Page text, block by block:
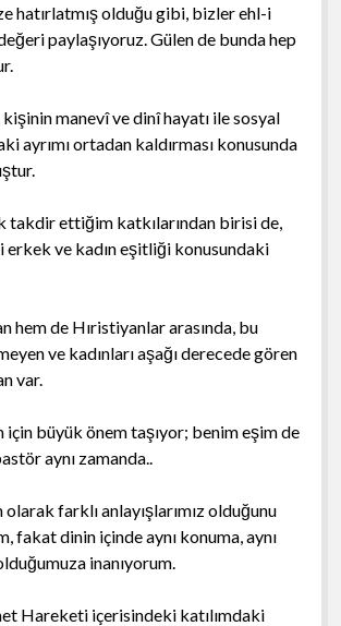
hatırlatmış olduğu gibi, bizler ehl-i
paylaşıyoruz. Gülen de bunda hep
kişinin manevî ve dinî hayatı ile sosyal
ayrımı ortadan kaldırması konusunda
takdir ettiğim katkılarından birisi de,
erkek ve kadın eşitliği konusundaki
hem de Hıristiyanlar arasında, bu
ve kadınları aşağı derecede gören
var.
için büyük önem taşıyor; benim eşim de
aynı zamanda..
olarak farklı anlayışlarımız olduğunu
fakat dinin içinde aynı konuma, aynı
inanıyorum.
Hareketi içerisindeki katılımdaki